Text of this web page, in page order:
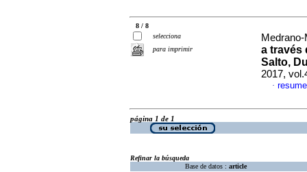
8 / 8
selecciona
para imprimir
a través
Salto,
2017,
·
página 1 de 1
Refinar la búsqueda
Base de datos : article